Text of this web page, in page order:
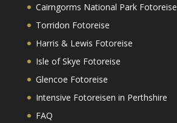
Cairngorms National Park Fotoreise
Torridon Fotoreise
Harris & Lewis Fotoreise
Isle of Skye Fotoreise
Glencoe Fotoreise
Intensive Fotoreisen in Perthshire
FAQ